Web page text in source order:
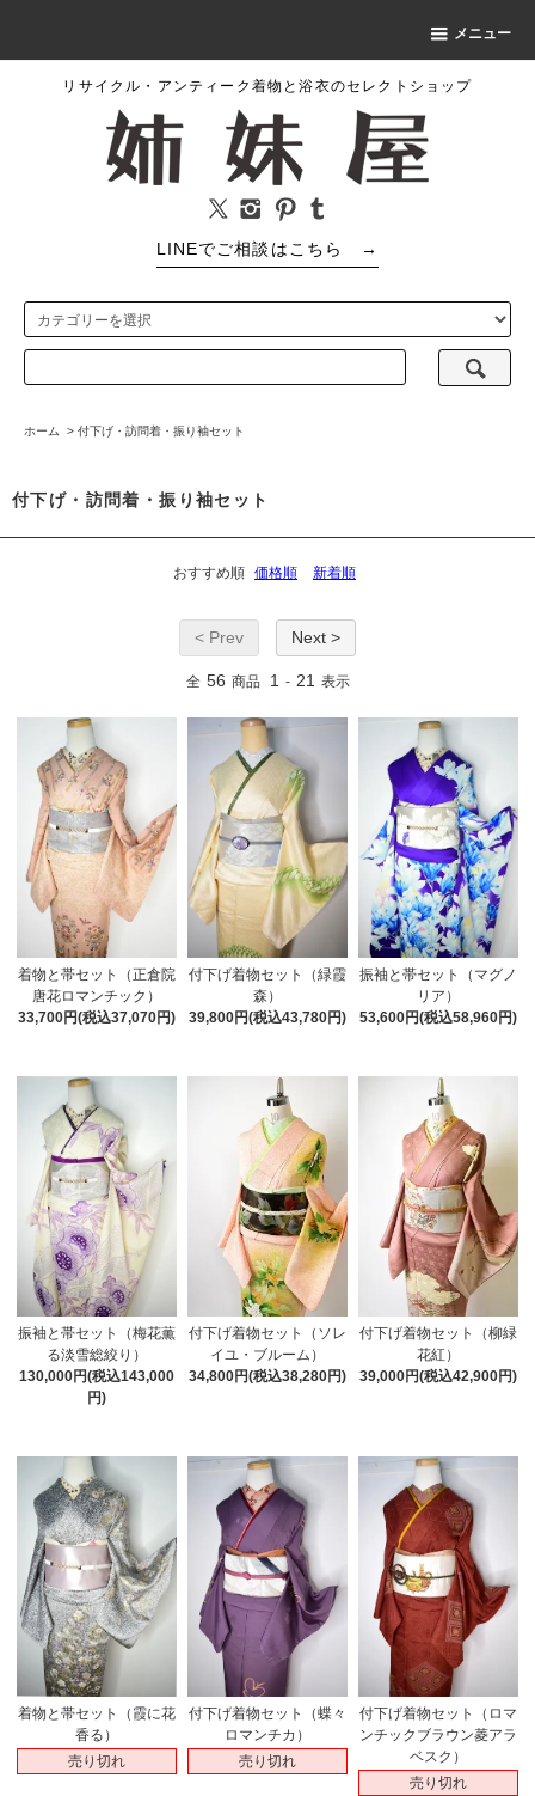
メニュー
リサイクル・アンティーク着物と浴衣のセレクトショップ
LINEでご相談はこちら →
ホーム > 付下げ・訪問着・振り袖セット
付下げ・訪問着・振り袖セット
おすすめ順 価格順 新着順
< Prev Next >
全 56 商品 1 - 21 表示
着物と帯セット（正倉院
唐花ロマンチック）
33,700円(税込37,070円)
付下げ着物セット（緑霞
森）
39,800円(税込43,780円)
振袖と帯セット（マグノ
リア）
53,600円(税込58,960円)
振袖と帯セット（梅花薫
る淡雪総絞り）
130,000円(税込143,000
円)
付下げ着物セット（ソレ
イユ・ブルーム）
34,800円(税込38,280円)
付下げ着物セット（柳緑
花紅）
39,000円(税込42,900円)
着物と帯セット（霞に花
香る）
売り切れ
付下げ着物セット（蝶々
ロマンチカ）
売り切れ
付下げ着物セット（ロマ
ンチックブラウン菱アラ
ベスク）
売り切れ